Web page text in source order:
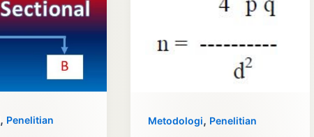
, Penelitian Metodologi, Penelitian